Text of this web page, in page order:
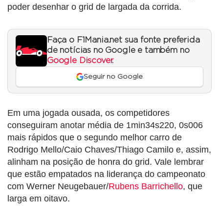
poder desenhar o grid de largada da corrida.
Faça o F1Mania.net sua fonte preferida
de notícias no Google e também no
Google Discover.
Seguir no Google
Em uma jogada ousada, os competidores
conseguiram anotar média de 1min34s220, 0s006
mais rápidos que o segundo melhor carro de
Rodrigo Mello/Caio Chaves/Thiago Camilo e, assim,
alinham na posição de honra do grid. Vale lembrar
que estão empatados na liderança do campeonato
com Werner Neugebauer/Rubens Barrichello, que
larga em oitavo.